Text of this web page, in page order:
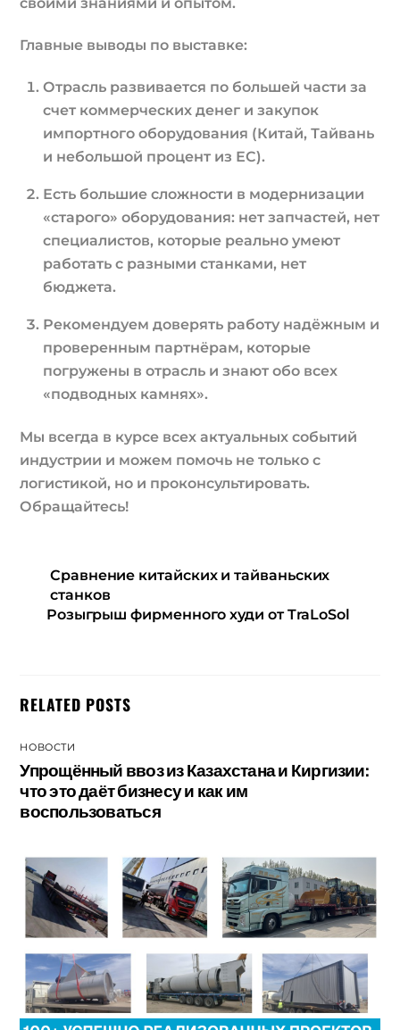
своими знаниями и опытом.
Главные выводы по выставке:
Отрасль развивается по большей части за
счет коммерческих денег и закупок
импортного оборудования (Китай, Тайвань
и небольшой процент из ЕС).
Есть большие сложности в модернизации
«старого» оборудования: нет запчастей, нет
специалистов, которые реально умеют
работать с разными станками, нет
бюджета.
Рекомендуем доверять работу надёжным и
проверенным партнёрам, которые
погружены в отрасль и знают обо всех
«подводных камнях».
Мы всегда в курсе всех актуальных событий
индустрии и можем помочь не только с
логистикой, но и проконсультировать.
Обращайтесь!
Сравнение китайских и тайваньских
станков
Розыгрыш фирменного худи от TraLoSol
RELATED POSTS
НОВОСТИ
Упрощённый ввоз из Казахстана и Киргизии:
что это даёт бизнесу и как им
воспользоваться